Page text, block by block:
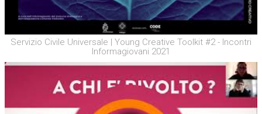
Servizio Civile Universale | Young Creative Toolkit #2 - Incontri
Informagiovani 2021